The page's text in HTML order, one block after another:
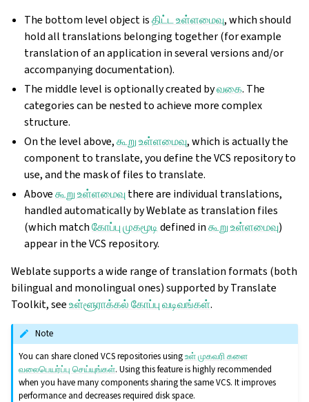
The bottom level object isதிட்ட உள்ளமைவு, which should
hold all translations belonging together (for example
translation of an application in several versions and/or
accompanying documentation).
The middle level is optionally created byவகை. The
categories can be nested to achieve more complex
structure.
On the level above,கூறு உள்ளமைவு, which is actually the
component to translate, you define the VCS repository to
use, and the mask of files to translate.
Aboveகூறு உள்ளமைவுthere are individual translations,
handled automatically by Weblate as translation files
(which matchகோப்பு முகமூடிdefined inகூறு உள்ளமைவு)
appear in the VCS repository.
Weblate supports a wide range of translation formats (both
bilingual and monolingual ones) supported by Translate
Toolkit, seeஉள்ளூராக்கல் கோப்பு வடிவங்கள்.
Note
You can share cloned VCS repositories usingஉள் முகவரி களை
வலைபெயர்ப்பு செய்யுங்கள். Using this feature is highly recommended
when you have many components sharing the same VCS. It improves
performance and decreases required disk space.